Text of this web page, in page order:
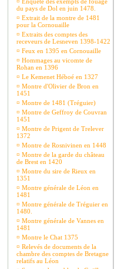
du pays de Dol en juin 1478.
¤ Extrait de la montre de 1481
pour la Cornouaille
¤ Extraits des comptes des
receveurs de Lesneven 1398-1422
¤ Feux en 1395 en Cornouaille
¤ Hommages au vicomte de
Rohan en 1396
¤ Le Kemenet Héboé en 1327
¤ Montre d'Olivier de Bron en
1451
¤ Montre de 1481 (Tréguier)
¤ Montre de Geffroy de Couvran
1451
¤ Montre de Prigent de Trelever
1372
¤ Montre de Rosnivinen en 1448
¤ Montre de la garde du château
de Brest en 1420
¤ Montre du sire de Rieux en
1351
¤ Montre générale de Léon en
1481
¤ Montre générale de Tréguier en
1480.
¤ Montre générale de Vannes en
1481
¤ Montre le Chat 1375
¤ Relevés de documents de la
chambre des comptes de Bretagne
relatifs au Léon